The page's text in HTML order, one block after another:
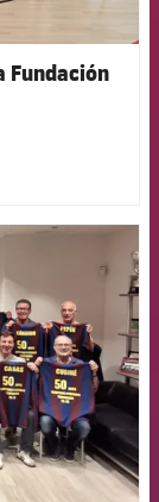
Fundación